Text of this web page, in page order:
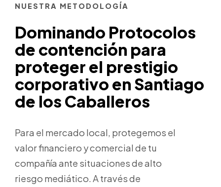
NUESTRA METODOLOGÍA
Dominando Protocolos
de contención para
proteger el prestigio
corporativo en Santiago
de los Caballeros
Para el mercado local, protegemos el
valor financiero y comercial de tu
compañía ante situaciones de alto
riesgo mediático. A través de